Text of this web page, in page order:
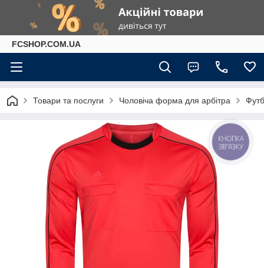
FCSHOP.COM.UA
Товари та послуги Чоловіча форма для арбітра
КНОПКА
ЗВ'ЯЗКУ